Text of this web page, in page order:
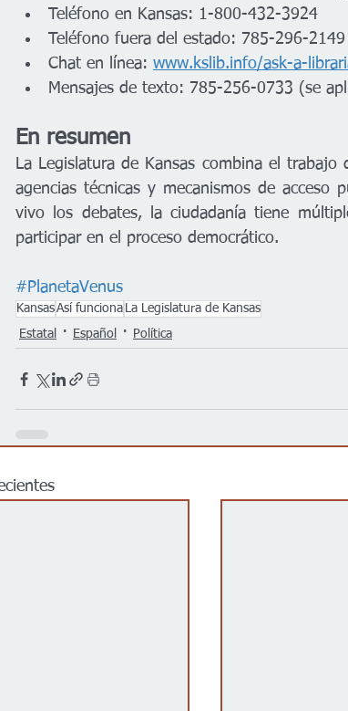
Teléfono en Kansas: 1-800-432-3924
Teléfono fuera del estado: 785-296-2149
Chat en línea: www.kslib.info/ask-a-
Mensajes de texto: 785-256-0733 (se
En resumen
La Legislatura de Kansas combina el
agencias técnicas y mecanismos de acceso
vivo los debates, la ciudadanía tiene
participar en el proceso democrático.
#PlanetaVenus
KansasAsí funciona La Legislatura de Kansas
Estatal
Español Política